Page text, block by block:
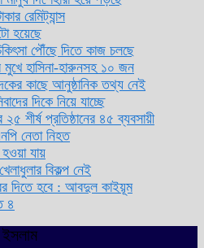
রেমিট্যান্স
হয়েছে
পৌঁছে দিতে কাজ চলছে
মুখে হাসিনা-হারুনসহ ১০ জন
কাছে আনুষ্ঠানিক তথ্য নেই
দিকে নিয়ে যাচ্ছে
শীর্ষ প্রতিষ্ঠানের ৪৫ ব্যবসায়ী
নেতা নিহত
যায়
বিকল্প নেই
দিতে হবে : আবদুল কাইয়ূম
৪